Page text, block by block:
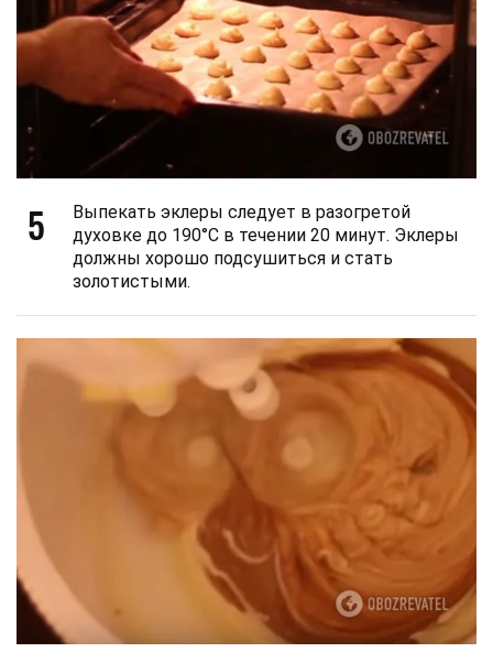
5
Выпекать эклеры следует в разогретой
духовке до 190°С в течении 20 минут. Эклеры
должны хорошо подсушиться и стать
золотистыми.